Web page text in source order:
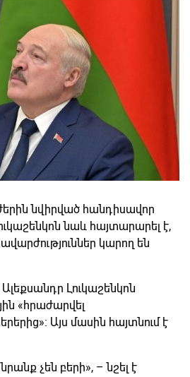
նվիրված հանդիսավոր
նաև հայտարարել է,
կարող են
Լուկաշենկոն
«հրաժարվել
Այս մասին հայտնում է
չեն բերի», – նշել է